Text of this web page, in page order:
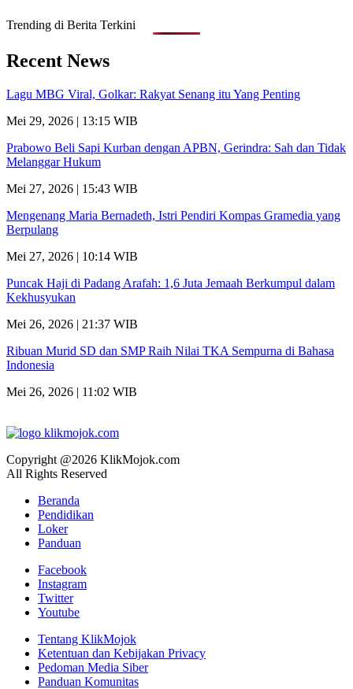
Trending di Berita Terkini
Recent News
Lagu MBG Viral, Golkar: Rakyat Senang itu Yang Penting
Mei 29, 2026 | 13:15 WIB
Prabowo Beli Sapi Kurban dengan APBN, Gerindra: Sah dan Tidak
Melanggar Hukum
Mei 27, 2026 | 15:43 WIB
Mengenang Maria Bernadeth, Istri Pendiri Kompas Gramedia yang
Berpulang
Mei 27, 2026 | 10:14 WIB
Puncak Haji di Padang Arafah: 1,6 Juta Jemaah Berkumpul dalam
Kekhusyukan
Mei 26, 2026 | 21:37 WIB
Ribuan Murid SD dan SMP Raih Nilai TKA Sempurna di Bahasa
Indonesia
Mei 26, 2026 | 11:02 WIB
Copyright @2026 KlikMojok.com
All Rights Reserved
Beranda
Pendidikan
Loker
Panduan
Facebook
Instagram
Twitter
Youtube
Tentang KlikMojok
Ketentuan dan Kebijakan Privacy
Pedoman Media Siber
Panduan Komunitas